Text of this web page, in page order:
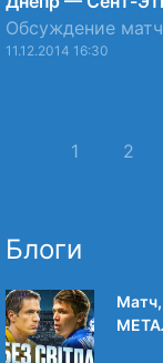
Обсуждение
11.12.2014 16:30
1 2
Блоги
Матч,